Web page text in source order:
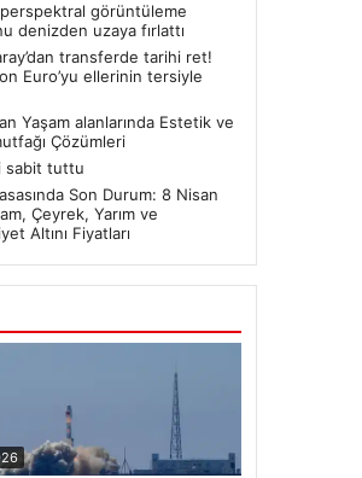
görüntüleme
denizden uzaya fırlattı
transferde tarihi ret!
Euro’yu ellerinin tersiyle
Yaşam alanlarında Estetik ve
Çözümleri
sabit tuttu
Son Durum: 8 Nisan
Çeyrek, Yarım ve
Altını Fiyatları